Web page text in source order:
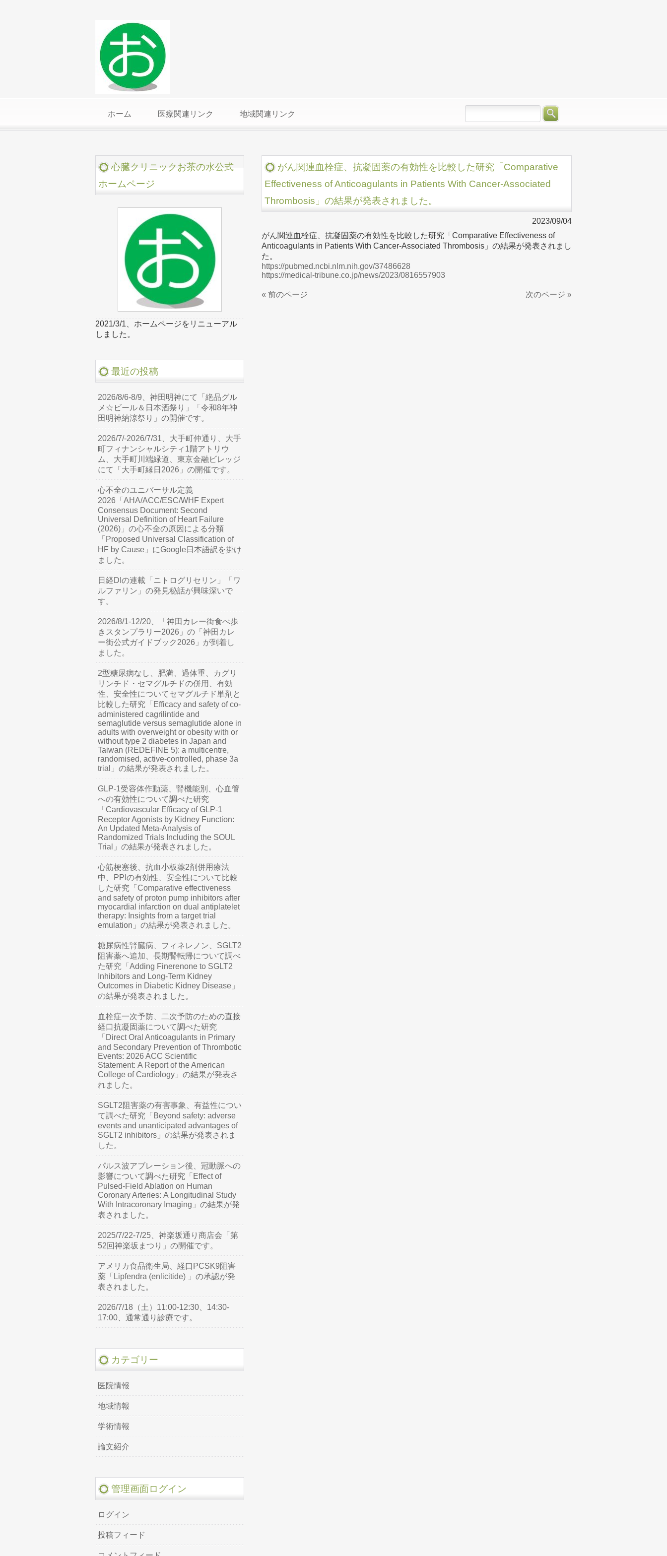
ホーム 医療関連リンク 地域関連リンク
がん関連血栓症、抗凝固薬の有効性を比較した研究「Comparative
Effectiveness of Anticoagulants in Patients With Cancer-Associated
Thrombosis」の結果が発表されました。
2023/09/04
がん関連血栓症、抗凝固薬の有効性を比較した研究「Comparative Effectiveness of
Anticoagulants in Patients With Cancer-Associated Thrombosis」の結果が発表されまし
た。
https://pubmed.ncbi.nlm.nih.gov/37486628
https://medical-tribune.co.jp/news/2023/0816557903
« 前のページ 次のページ »
心臓クリニックお茶の水公式
ホームページ
2021/3/1、ホームページをリニューアル
しました。
最近の投稿
2026/8/6-8/9、神田明神にて「絶品グル
メ☆ビール＆日本酒祭り」「令和8年神
田明神納涼祭り」の開催です。
2026/7/-2026/7/31、大手町仲通り、大手
町フィナンシャルシティ1階アトリウ
ム、大手町川端緑道、東京金融ビレッジ
にて「大手町縁日2026」の開催です。
心不全のユニバーサル定義
2026「AHA/ACC/ESC/WHF Expert
Consensus Document: Second
Universal Definition of Heart Failure
(2026)」の心不全の原因による分類
「Proposed Universal Classification of
HF by Cause」にGoogle日本語訳を掛け
ました。
日経DIの連載「ニトログリセリン」「ワ
ルファリン」の発見秘話が興味深いで
す。
2026/8/1-12/20、「神田カレー街食べ歩
きスタンプラリー2026」の「神田カレ
ー街公式ガイドブック2026」が到着し
ました。
2型糖尿病なし、肥満、過体重、カグリ
リンチド・セマグルチドの併用、有効
性、安全性についてセマグルチド単剤と
比較した研究「Efficacy and safety of co-
administered cagrilintide and
semaglutide versus semaglutide alone in
adults with overweight or obesity with or
without type 2 diabetes in Japan and
Taiwan (REDEFINE 5): a multicentre,
randomised, active-controlled, phase 3a
trial」の結果が発表されました。
GLP-1受容体作動薬、腎機能別、心血管
への有効性について調べた研究
「Cardiovascular Efficacy of GLP-1
Receptor Agonists by Kidney Function:
An Updated Meta-Analysis of
Randomized Trials Including the SOUL
Trial」の結果が発表されました。
心筋梗塞後、抗血小板薬2剤併用療法
中、PPIの有効性、安全性について比較
した研究「Comparative effectiveness
and safety of proton pump inhibitors after
myocardial infarction on dual antiplatelet
therapy: Insights from a target trial
emulation」の結果が発表されました。
糖尿病性腎臓病、フィネレノン、SGLT2
阻害薬へ追加、長期腎転帰について調べ
た研究「Adding Finerenone to SGLT2
Inhibitors and Long-Term Kidney
Outcomes in Diabetic Kidney Disease」
の結果が発表されました。
血栓症一次予防、二次予防のための直接
経口抗凝固薬について調べた研究
「Direct Oral Anticoagulants in Primary
and Secondary Prevention of Thrombotic
Events: 2026 ACC Scientific
Statement: A Report of the American
College of Cardiology」の結果が発表さ
れました。
SGLT2阻害薬の有害事象、有益性につい
て調べた研究「Beyond safety: adverse
events and unanticipated advantages of
SGLT2 inhibitors」の結果が発表されま
した。
パルス波アブレーション後、冠動脈への
影響について調べた研究「Effect of
Pulsed-Field Ablation on Human
Coronary Arteries: A Longitudinal Study
With Intracoronary Imaging」の結果が発
表されました。
2025/7/22-7/25、神楽坂通り商店会「第
52回神楽坂まつり」の開催です。
アメリカ食品衛生局、経口PCSK9阻害
薬「Lipfendra (enlicitide) 」の承認が発
表されました。
2026/7/18（土）11:00-12:30、14:30-
17:00、通常通り診療です。
カテゴリー
医院情報
地域情報
学術情報
論文紹介
管理画面ログイン
ログイン
投稿フィード